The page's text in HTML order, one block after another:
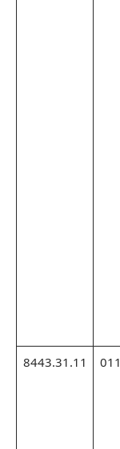
8443.31.11
011